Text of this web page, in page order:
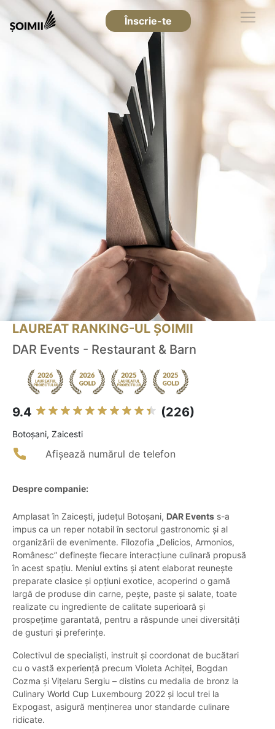
Înscrie-te
LAUREAT RANKING-UL ȘOIMII
DAR Events - Restaurant & Barn
9.4 (226)
Botoşani, Zaicesti
Afișează numărul de telefon
Despre companie:
Amplasat în Zaicești, județul Botoșani, DAR Events s-a
impus ca un reper notabil în sectorul gastronomic și al
organizării de evenimente. Filozofia „Delicios, Armonios,
Românesc” definește fiecare interacțiune culinară propusă
în acest spațiu. Meniul extins și atent elaborat reunește
preparate clasice și opțiuni exotice, acoperind o gamă
largă de produse din carne, pește, paste și salate, toate
realizate cu ingrediente de calitate superioară și
prospețime garantată, pentru a răspunde unei diversități
de gusturi și preferințe.
Colectivul de specialiști, instruit și coordonat de bucătari
cu o vastă experiență precum Violeta Achiței, Bogdan
Cozma și Vițelaru Sergiu – distins cu medalia de bronz la
Culinary World Cup Luxembourg 2022 și locul trei la
Expogast, asigură menținerea unor standarde culinare
ridicate.